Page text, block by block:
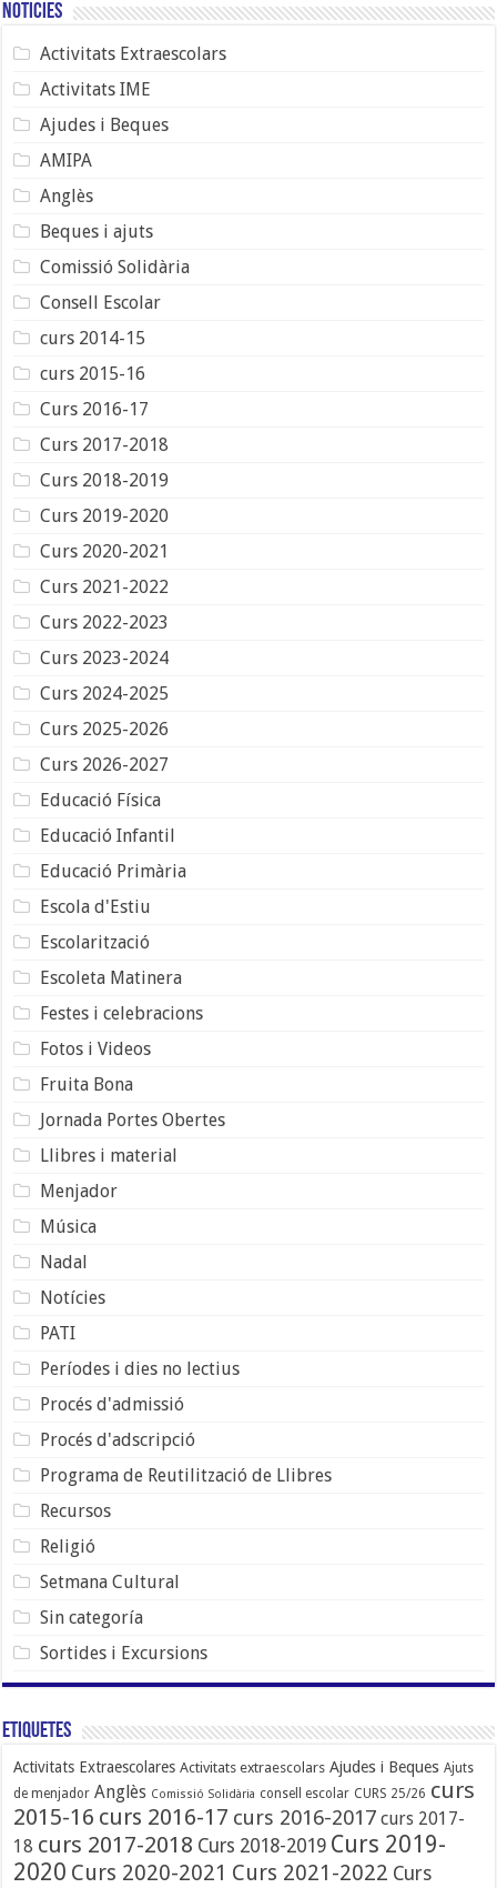
Noticies
Activitats Extraescolars
Activitats IME
Ajudes i Beques
AMIPA
Anglès
Beques i ajuts
Comissió Solidària
Consell Escolar
curs 2014-15
curs 2015-16
Curs 2016-17
Curs 2017-2018
Curs 2018-2019
Curs 2019-2020
Curs 2020-2021
Curs 2021-2022
Curs 2022-2023
Curs 2023-2024
Curs 2024-2025
Curs 2025-2026
Curs 2026-2027
Educació Física
Educació Infantil
Educació Primària
Escola d'Estiu
Escolarització
Escoleta Matinera
Festes i celebracions
Fotos i Videos
Fruita Bona
Jornada Portes Obertes
Llibres i material
Menjador
Música
Nadal
Notícies
PATI
Períodes i dies no lectius
Procés d'admissió
Procés d'adscripció
Programa de Reutilització de Llibres
Recursos
Religió
Setmana Cultural
Sin categoría
Sortides i Excursions
Etiquetes
Activitats Extraescolares Activitats extraescolars Ajudes i Beques Ajuts
de menjador Anglès Comissió Solidària consell escolar CURS 25/26 curs
2015-16 curs 2016-17 curs 2016-2017 curs 2017-
18 curs 2017-2018 Curs 2018-2019 Curs 2019-
2020 Curs 2020-2021 Curs 2021-2022 Curs